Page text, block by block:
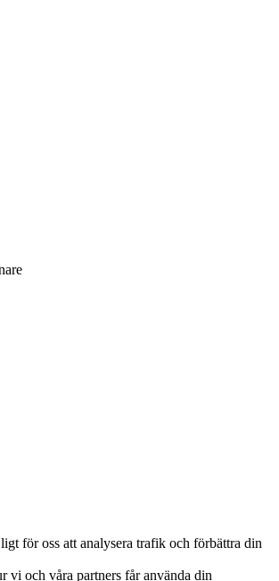
för oss att analysera trafik och förbättra din
vi och våra partners får använda din